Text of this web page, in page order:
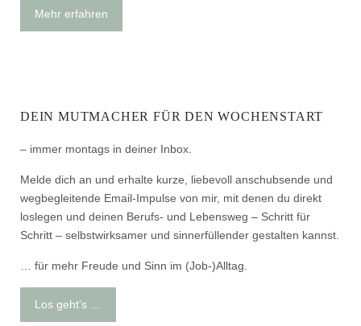
Mehr erfahren
DEIN MUTMACHER FÜR DEN WOCHENSTART
– immer montags in deiner Inbox.
Melde dich an und erhalte kurze, liebevoll anschubsende und
wegbegleitende Email-Impulse von mir, mit denen du direkt
loslegen und deinen Berufs- und Lebensweg – Schritt für
Schritt – selbstwirksamer und sinnerfüllender gestalten kannst.
… für mehr Freude und Sinn im (Job-)Alltag.
Los geht’s …